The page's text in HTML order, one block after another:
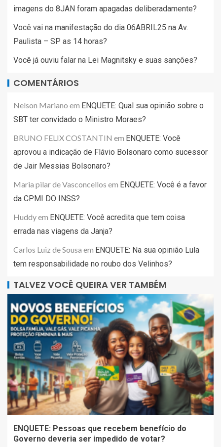
imagens do 8JAN foram apagadas deliberadamente?
Você vai na manifestação do dia 06ABRIL25 na Av.
Paulista – SP as 14 horas?
Você já ouviu falar na Lei Magnitsky e suas sanções?
COMENTÁRIOS
Nelson Mariano em ENQUETE: Qual sua opinião sobre o
SBT ter convidado o Ministro Moraes?
BRUNO FELIX COSTANTIN em ENQUETE: Você
aprovou a indicação de Flávio Bolsonaro como sucessor
de Jair Messias Bolsonaro?
Maria pilar de Vasconcellos em ENQUETE: Você é a favor
da CPMI DO INSS?
Huddyem ENQUETE: Você acredita que tem coisa
errada nas viagens da Janja?
Carlos Luiz de Sousa em ENQUETE: Na sua opinião Lula
tem responsabilidade no roubo dos Velinhos?
TALVEZ VOCÊ QUEIRA VER TAMBÉM
ENQUETE: Pessoas que recebem benefício do
Governo deveria ser impedido de votar?